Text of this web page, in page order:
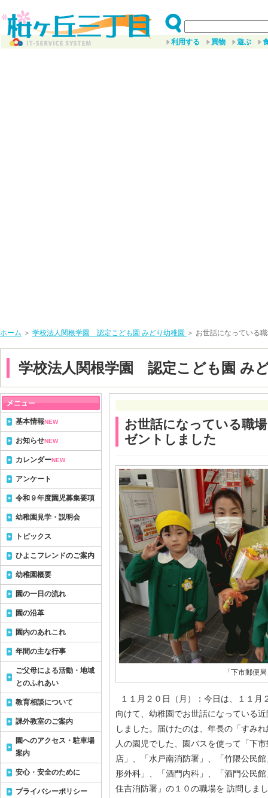
利用する 買物 遊ぶ
ホーム ＞ 学校法人関根学園 認定こども園 みどり幼稚園 ＞ お世話になっている
学校法人関根学園 認定こども園 み
お世話になっている職
ゼントしました
「下市郵便
１１月２０日（月）：今日は、１１月
向けて、幼稚園でお世話になっている
しました。届けたのは、年長の「すみ
人の園児でした、園バスを使って「下
店」、「水戸南消防署」、「竹隈公民
形外科」、「酒門内科」、「酒門公民
住吉消防署」の１０の職場を 訪問しま
基本情報NEW
お知らせNEW
カレンダーNEW
アンケート
令和９年度園児募集要項
幼稚園見学・説明会
トピックス
ひよこフレンドのご案内
幼稚園概要
園の一日の流れ
園の沿革
園内のあれこれ
年間の主な行事
ご父母による活動・地域
とのふれあい
教育相談について
課外教室のご案内
園へのアクセス・駐車場
案内
安心・安全のために
プライバシーポリシー